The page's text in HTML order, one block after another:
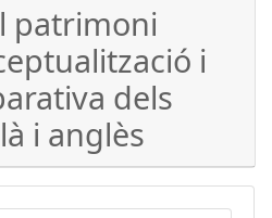
patrimoni
i
dels
i anglès